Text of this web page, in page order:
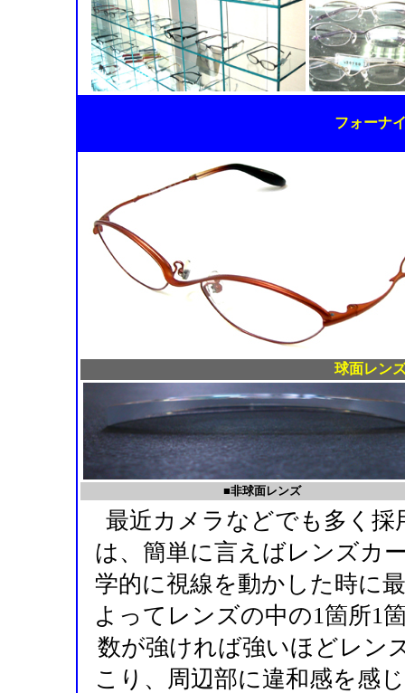
フォーナ
球面レン
■非球面レンズ
最近カメラなどでも多く
は、簡単に言えばレンズカ
学的に視線を動かした時に
よってレンズの中の1箇所1
数が強ければ強いほどレン
こり、周辺部に違和感を感